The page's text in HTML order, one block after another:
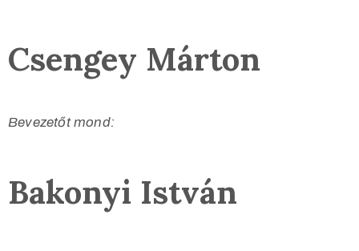
Csengey Márton
Bevezetőt mond:
Bakonyi István